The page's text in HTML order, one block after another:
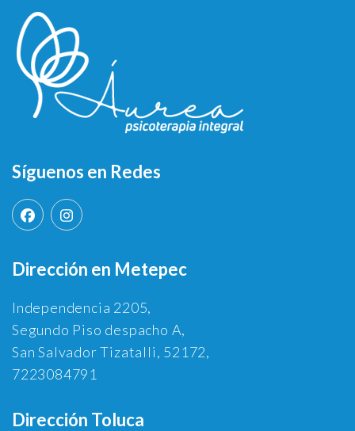
Síguenos en Redes
Dirección en Metepec
Independencia 2205,
Segundo Piso despacho A,
San Salvador Tizatalli, 52172,
7223084791
Dirección Toluca